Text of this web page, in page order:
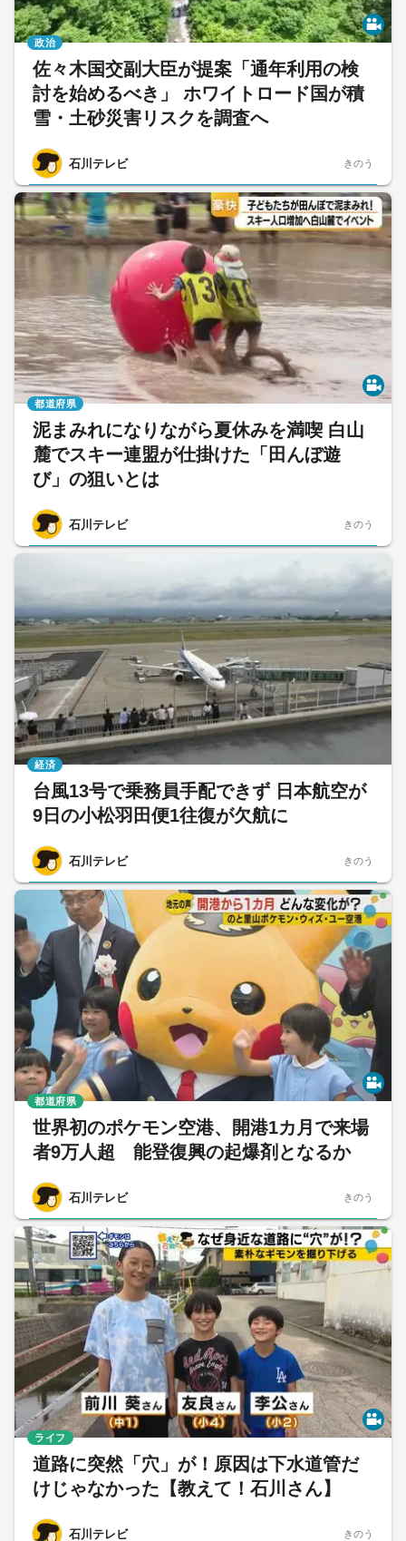
佐々木国交副大臣が提案「通年利用の検
討を始めるべき」 ホワイトロード国が積
雪・土砂災害リスクを調査へ
石川テレビ
政治
きのう
泥まみれになりながら夏休みを満喫 白山
麓でスキー連盟が仕掛けた「田んぼ遊
び」の狙いとは
石川テレビ
都道府県
きのう
台風13号で乗務員手配できず 日本航空が
9日の小松羽田便1往復が欠航に
石川テレビ
経済
きのう
世界初のポケモン空港、開港1カ月で来場
者9万人超 能登復興の起爆剤となるか
石川テレビ
都道府県
きのう
道路に突然「穴」が！原因は下水道管だ
けじゃなかった【教えて！石川さん】
石川テレビ
ライフ
きのう